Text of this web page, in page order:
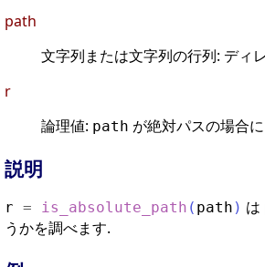
path
文字列または文字列の行列: ディ
r
論理値: path が絶対パスの場合に
説明
r = is_absolute_path ( path ) は
うかを調べます.